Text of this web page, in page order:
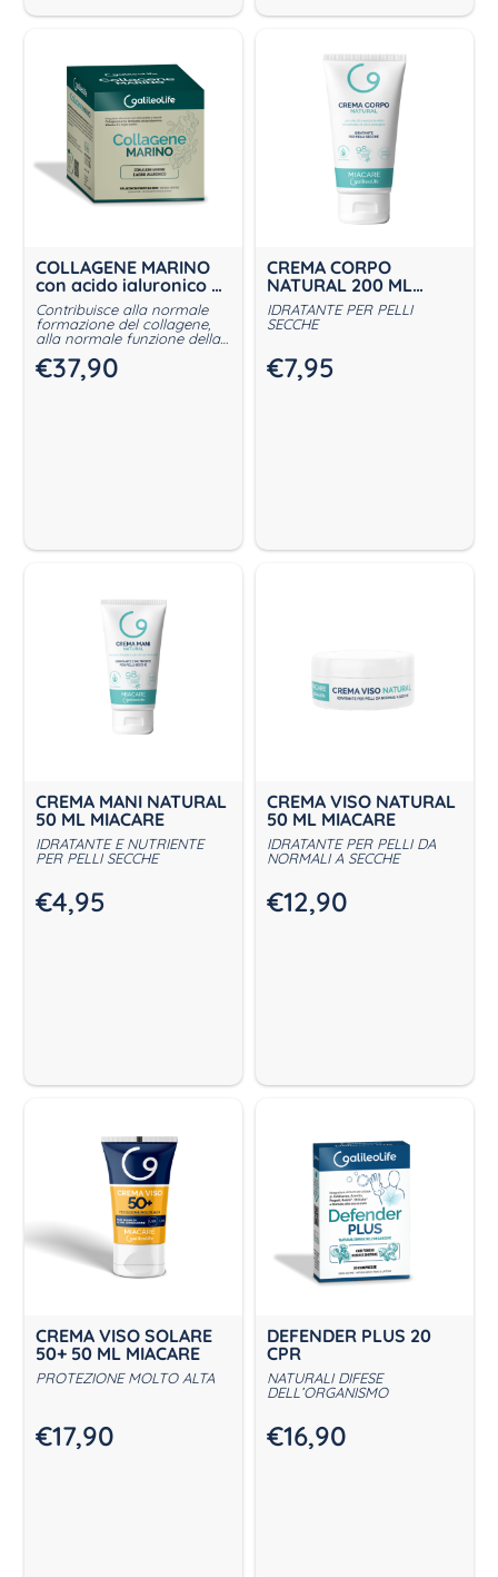
COLLAGENE MARINO
con acido ialuronico 9
flaconcini da 50ml
Contribuisce alla normale
formazione del collagene,
alla normale funzione della
cellule dallo stress ossidativo
€37,90
CREMA CORPO
NATURAL 200 ML
MIACARE
IDRATANTE PER PELLI
SECCHE
€7,95
CREMA MANI NATURAL
50 ML MIACARE
IDRATANTE E NUTRIENTE
PER PELLI SECCHE
€4,95
CREMA VISO NATURAL
50 ML MIACARE
IDRATANTE PER PELLI DA
NORMALI A SECCHE
€12,90
CREMA VISO SOLARE
50+ 50 ML MIACARE
PROTEZIONE MOLTO ALTA
€17,90
DEFENDER PLUS 20
CPR
NATURALI DIFESE
DELL’ORGANISMO
€16,90